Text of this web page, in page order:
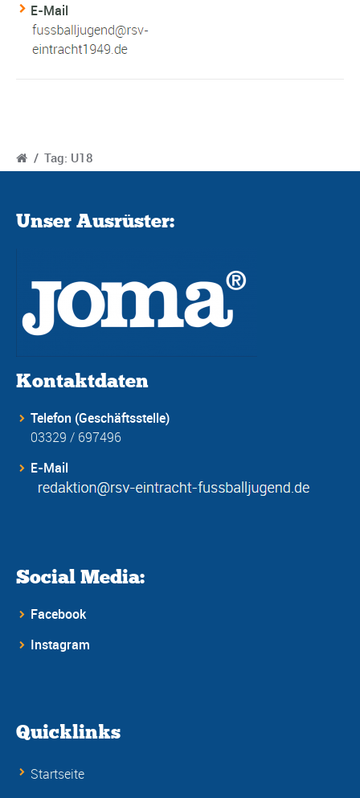
E-Mail
/ Tag: U18
Unser Ausrüster:
Kontaktdaten
Telefon (Geschäftsstelle)
03329 / 697496
E-Mail
Social Media:
Facebook
Instagram
Quicklinks
Startseite